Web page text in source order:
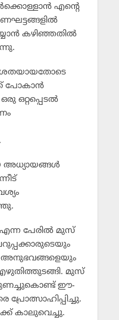
എന്റെ
കഴിഞ്ഞതില്‍
പോകാന്‍
ഒറ്റപ്പെടല്‍
അധ്യായങ്ങള്‍
പേരില്‍ മുസ്
അനുഭവങ്ങളെയും
മുസ്
ഈ-
കാലുവെച്ചു.